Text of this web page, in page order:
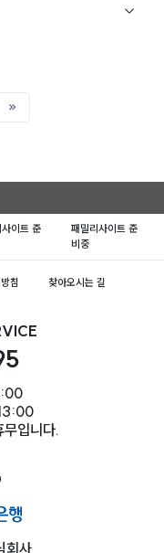
이트 준
패밀리사이트 준
비중
침 찾아오시는 길
입니다.
회사